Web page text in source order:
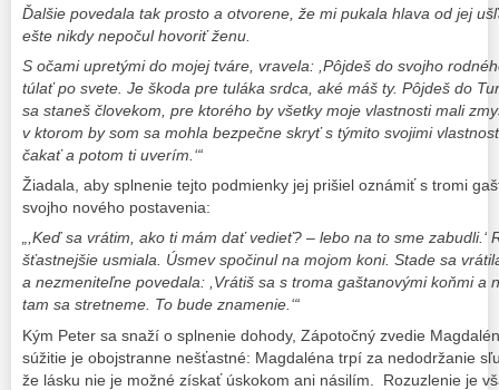
Ďalšie povedala tak prosto a otvorene, že mi pukala hlava od jej
ešte nikdy nepočul hovoriť ženu.
S očami upretými do mojej tváre, vravela: ,Pôjdeš do svojho
túlať po svete. Je škoda pre tuláka srdca, aké máš ty. Pôjdeš do
sa staneš človekom, pre ktorého by všetky moje vlastnosti mali
v ktorom by som sa mohla bezpečne skryť s týmito svojimi
čakať a potom ti uverím.‘“
Žiadala, aby splnenie tejto podmienky jej prišiel oznámiť s tromi
svojho nového postavenia:
„,Keď sa vrátim, ako ti mám dať vedieť? – lebo na to sme zabudli.‘
šťastnejšie usmiala. Úsmev spočinul na mojom koni. Stade sa
a nezmeniteľne povedala: ,Vrátiš sa s troma gaštanovými koňmi a
tam sa stretneme. To bude znamenie.‘“
Kým Peter sa snaží o splnenie dohody, Zápotočný zvedie
súžitie je obojstranne nešťastné: Magdaléna trpí za nedodržanie
že lásku nie je možné získať úskokom ani násilím. Rozuzlenie je